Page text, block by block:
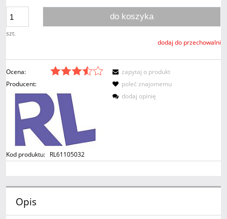
szt.
do koszyka
dodaj do przechowalni
Ocena:
Producent:
Kod produktu: RL61105032
zapytaj o produkt
poleć znajomemu
dodaj opinię
Opis